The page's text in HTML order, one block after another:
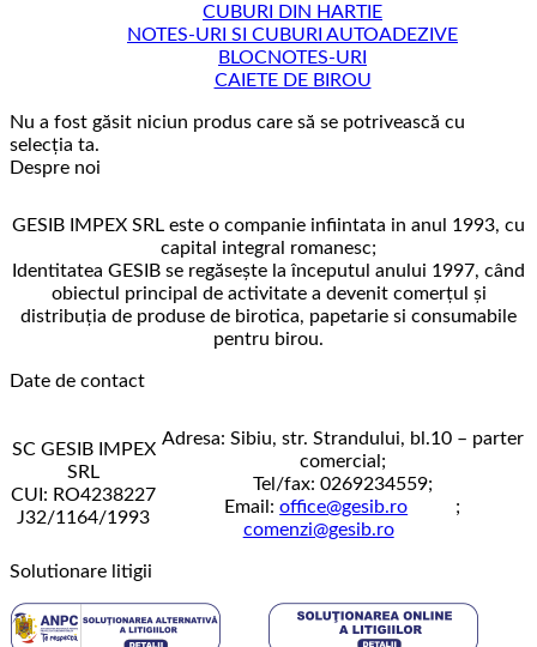
CUBURI DIN HARTIE
NOTES-URI SI CUBURI AUTOADEZIVE
BLOCNOTES-URI
CAIETE DE BIROU
Nu a fost găsit niciun produs care să se potrivească cu
selecția ta.
Despre noi
GESIB IMPEX SRL este o companie infiintata in anul 1993, cu
capital integral romanesc;
Identitatea GESIB se regăseşte la începutul anului 1997, când
obiectul principal de activitate a devenit comerţul şi
distribuţia de produse de birotica, papetarie si consumabile
pentru birou.
Date de contact
SC GESIB IMPEX
SRL
CUI: RO4238227
J32/1164/1993
Adresa: Sibiu, str. Strandului, bl.10 – parter
comercial;
Tel/fax: 0269234559;
Email:office@gesib.ro
;
comenzi@gesib.ro
Solutionare litigii